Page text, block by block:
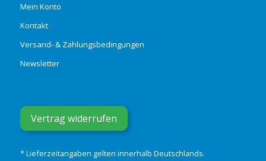
Mein Konto
Kontakt
Versand- & Zahlungsbedingungen
Newsletter
Vertrag widerrufen
* Lieferzeitangaben gelten innerhalb Deutschlands.